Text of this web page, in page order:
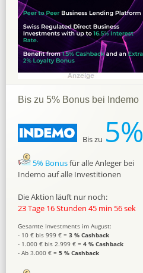
Bis zu 5% Bonus bei Indemo
Bis zu 5%
5% Bonusfür alle Anleger bei
Indemo auf alle Investitionen
Die Aktion läuft nur noch:
23 Tage 16 Stunden 45 min 55 sek
Gesamte Investments im August:
- 10 € bis 999 € = 3 % Cashback
- 1.000 € bis 2.999 € = 4 % Cashback
- Ab 3.000 € = 5 % Cashback